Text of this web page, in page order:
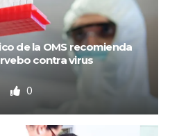
de la OMS recomienda
contra virus
0